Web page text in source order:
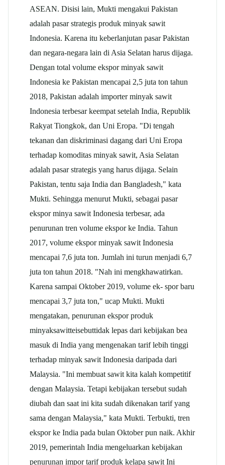
ASEAN. Disisi lain, Mukti mengakui Pakistan
adalah pasar strategis produk minyak sawit
Indonesia. Karena itu keberlanjutan pasar Pakistan
dan negara-negara lain di Asia Selatan harus dijaga.
Dengan total volume ekspor minyak sawit
Indonesia ke Pakistan mencapai 2,5 juta ton tahun
2018, Pakistan adalah importer minyak sawit
Indonesia terbesar keempat setelah India, Republik
Rakyat Tiongkok, dan Uni Eropa. "Di tengah
tekanan dan diskriminasi dagang dari Uni Eropa
terhadap komoditas minyak sawit, Asia Selatan
adalah pasar strategis yang harus dijaga. Selain
Pakistan, tentu saja India dan Bangladesh," kata
Mukti. Sehingga menurut Mukti, sebagai pasar
ekspor minya sawit Indonesia terbesar, ada
penurunan tren volume ekspor ke India. Tahun
2017, volume ekspor minyak sawit Indonesia
mencapai 7,6 juta ton. Jumlah ini turun menjadi 6,7
juta ton tahun 2018. "Nah ini mengkhawatirkan.
Karena sampai Oktober 2019, volume ek- spor baru
mencapai 3,7 juta ton," ucap Mukti. Mukti
mengatakan, penurunan ekspor produk
minyaksawitteisebuttidak lepas dari kebijakan bea
masuk di India yang mengenakan tarif lebih tinggi
terhadap minyak sawit Indonesia daripada dari
Malaysia. "Ini membuat sawit kita kalah kompetitif
dengan Malaysia. Tetapi kebijakan tersebut sudah
diubah dan saat ini kita sudah dikenakan tarif yang
sama dengan Malaysia," kata Mukti. Terbukti, tren
ekspor ke India pada bulan Oktober pun naik. Akhir
2019, pemerintah India mengeluarkan kebijakan
penurunan impor tarif produk kelapa sawit Ini